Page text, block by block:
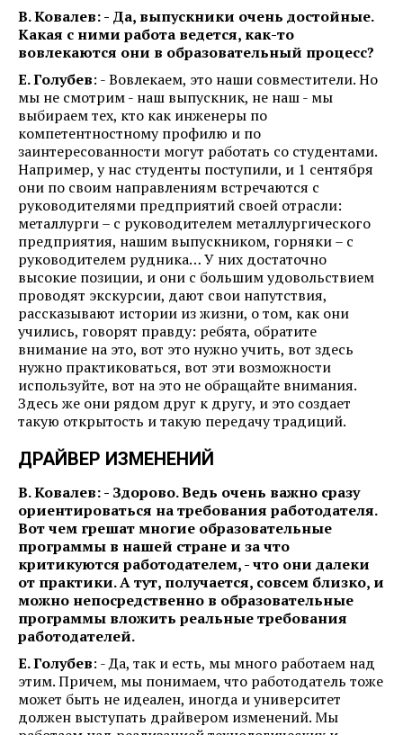
В. Ковалев: - Да, выпускники очень достойные.
Какая с ними работа ведется, как-то
вовлекаются они в образовательный процесс?
Е. Голубев: - Вовлекаем, это наши совместители. Но
мы не смотрим - наш выпускник, не наш - мы
выбираем тех, кто как инженеры по
компетентностному профилю и по
заинтересованности могут работать со студентами.
Например, у нас студенты поступили, и 1 сентября
они по своим направлениям встречаются с
руководителями предприятий своей отрасли:
металлурги – с руководителем металлургического
предприятия, нашим выпускником, горняки – с
руководителем рудника… У них достаточно
высокие позиции, и они с большим удовольствием
проводят экскурсии, дают свои напутствия,
рассказывают истории из жизни, о том, как они
учились, говорят правду: ребята, обратите
внимание на это, вот это нужно учить, вот здесь
нужно практиковаться, вот эти возможности
используйте, вот на это не обращайте внимания.
Здесь же они рядом друг к другу, и это создает
такую открытость и такую передачу традиций.
ДРАЙВЕР ИЗМЕНЕНИЙ
В. Ковалев: - Здорово. Ведь очень важно сразу
ориентироваться на требования работодателя.
Вот чем грешат многие образовательные
программы в нашей стране и за что
критикуются работодателем, - что они далеки
от практики. А тут, получается, совсем близко, и
можно непосредственно в образовательные
программы вложить реальные требования
работодателей.
Е. Голубев: - Да, так и есть, мы много работаем над
этим. Причем, мы понимаем, что работодатель тоже
может быть не идеален, иногда и университет
должен выступать драйвером изменений. Мы